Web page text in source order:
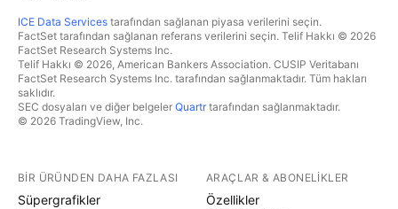
ICE Data Services tarafından sağlanan piyasa verilerini seçin.
FactSet tarafından sağlanan referans verilerini seçin. Telif Hakkı © 2026
FactSet Research Systems Inc.
Telif Hakkı © 2026, American Bankers Association. CUSIP Veritabanı
FactSet Research Systems Inc. tarafından sağlanmaktadır. Tüm hakları
saklıdır.
SEC dosyaları ve diğer belgeler Quartrtarafından sağlanmaktadır.
© 2026 TradingView, Inc.
BIR ÜRÜNDEN DAHA FAZLASI
Süpergrafikler
ARAÇLAR & ABONELIKLER
Özellikler